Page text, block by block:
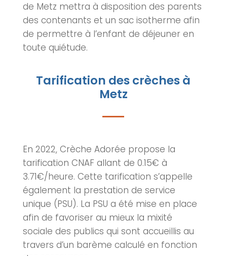
de Metz mettra à disposition des parents
des contenants et un sac isotherme afin
de permettre à l’enfant de déjeuner en
toute quiétude.
Tarification des crèches à
Metz
En 2022, Crèche Adorée propose la
tarification CNAF allant de 0.15€ à
3.71€/heure. Cette tarification s’appelle
également la prestation de service
unique (PSU). La PSU a été mise en place
afin de favoriser au mieux la mixité
sociale des publics qui sont accueillis au
travers d’un barème calculé en fonction